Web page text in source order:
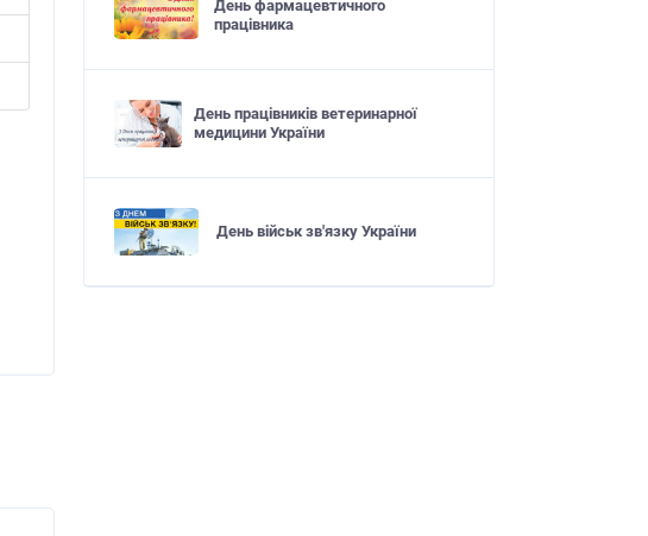
День фармацевтичного
працівника
День працівників ветеринарної
медицини України
День військ зв'язку України